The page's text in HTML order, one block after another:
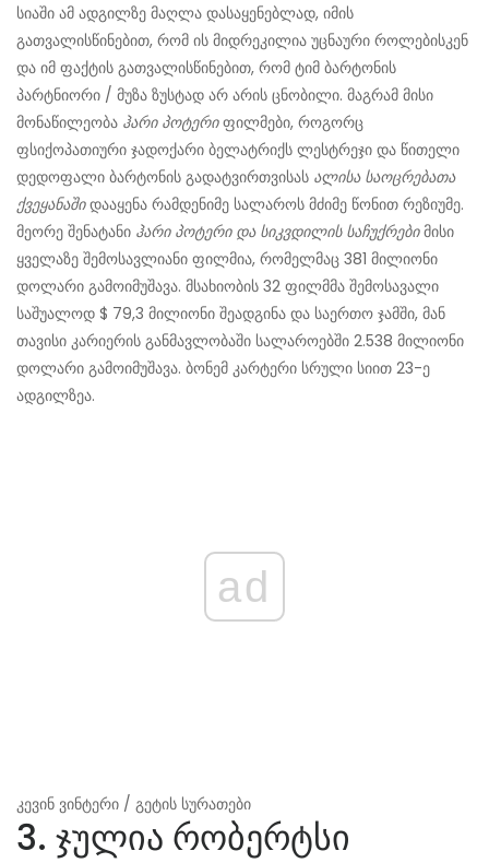
სიაში ამ ადგილზე მაღლა დასაყენებლად, იმის
გათვალისწინებით, რომ ის მიდრეკილია უცნაური როლებისკენ
და იმ ფაქტის გათვალისწინებით, რომ ტიმ ბარტონის
პარტნიორი / მუზა ზუსტად არ არის ცნობილი. მაგრამ მისი
მონაწილეობა ჰარი პოტერიფილმები, როგორც
ფსიქოპათიური ჯადოქარი ბელატრიქს ლესტრეჯი და წითელი
დედოფალი ბარტონის გადატვირთვისას ალისა საოცრებათა
ქვეყანაშიდააყენა რამდენიმე სალაროს მძიმე წონით რეზიუმე.
მეორე შენატანი ჰარი პოტერი და სიკვდილის საჩუქრებიმისი
ყველაზე შემოსავლიანი ფილმია, რომელმაც 381 მილიონი
დოლარი გამოიმუშავა. მსახიობის 32 ფილმმა შემოსავალი
საშუალოდ $ 79,3 მილიონი შეადგინა და საერთო ჯამში, მან
თავისი კარიერის განმავლობაში სალაროებში 2.538 მილიონი
დოლარი გამოიმუშავა. ბონემ კარტერი სრული სიით 23-ე
ადგილზეა.
ad
კევინ ვინტერი / გეტის სურათები
3. ჯულია რობერტსი